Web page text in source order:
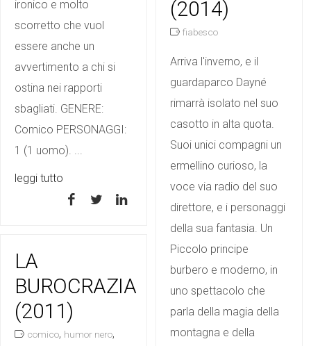
ironico e molto
scorretto che vuol
essere anche un
avvertimento a chi si
ostina nei rapporti
sbagliati. GENERE:
Comico PERSONAGGI:
1 (1 uomo). ...
leggi tutto
(2014)
fiabesco
Arriva l'inverno, e il
guardaparco Dayné
rimarrà isolato nel suo
casotto in alta quota.
Suoi unici compagni un
ermellino curioso, la
voce via radio del suo
direttore, e i personaggi
della sua fantasia. Un
Piccolo principe
burbero e moderno, in
uno spettacolo che
parla della magia della
montagna e della
LA
BUROCRAZIA
(2011)
comico, humor nero,